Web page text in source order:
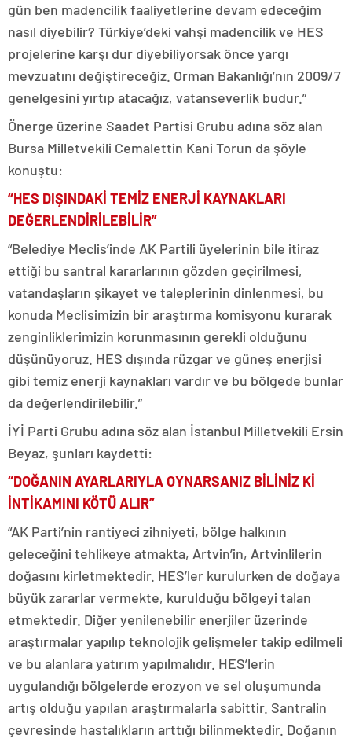
gün ben madencilik faaliyetlerine devam edeceğim
nasıl diyebilir? Türkiye’deki vahşi madencilik ve HES
projelerine karşı dur diyebiliyorsak önce yargı
mevzuatını değiştireceğiz. Orman Bakanlığı’nın 2009/7
genelgesini yırtıp atacağız, vatanseverlik budur.”
Önerge üzerine Saadet Partisi Grubu adına söz alan
Bursa Milletvekili Cemalettin Kani Torun da şöyle
konuştu:
“HES DIŞINDAKİ TEMİZ ENERJİ KAYNAKLARI
DEĞERLENDİRİLEBİLİR”
“Belediye Meclis’inde AK Partili üyelerinin bile itiraz
ettiği bu santral kararlarının gözden geçirilmesi,
vatandaşların şikayet ve taleplerinin dinlenmesi, bu
konuda Meclisimizin bir araştırma komisyonu kurarak
zenginliklerimizin korunmasının gerekli olduğunu
düşünüyoruz. HES dışında rüzgar ve güneş enerjisi
gibi temiz enerji kaynakları vardır ve bu bölgede bunlar
da değerlendirilebilir.”
İYİ Parti Grubu adına söz alan İstanbul Milletvekili Ersin
Beyaz, şunları kaydetti:
“DOĞANIN AYARLARIYLA OYNARSANIZ BİLİNİZ Kİ
İNTİKAMINI KÖTÜ ALIR”
“AK Parti’nin rantiyeci zihniyeti, bölge halkının
geleceğini tehlikeye atmakta, Artvin’in, Artvinlilerin
doğasını kirletmektedir. HES’ler kurulurken de doğaya
büyük zararlar vermekte, kurulduğu bölgeyi talan
etmektedir. Diğer yenilenebilir enerjiler üzerinde
araştırmalar yapılıp teknolojik gelişmeler takip edilmeli
ve bu alanlara yatırım yapılmalıdır. HES’lerin
uygulandığı bölgelerde erozyon ve sel oluşumunda
artış olduğu yapılan araştırmalarla sabittir. Santralin
çevresinde hastalıkların arttığı bilinmektedir. Doğanın